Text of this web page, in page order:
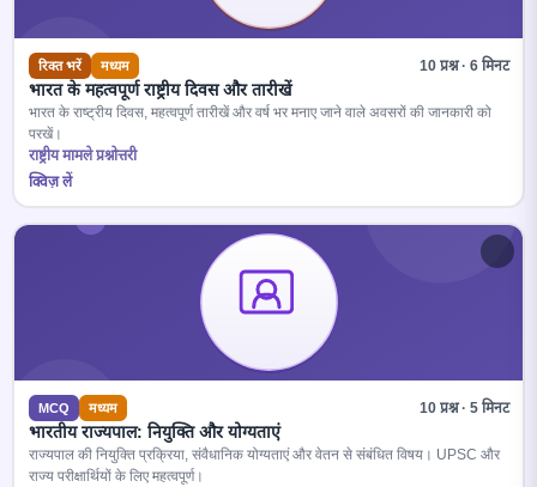
रिक्त भरें मध्यम 10 प्रश्न · 6 मिनट
भारत के महत्वपूर्ण राष्ट्रीय दिवस और तारीखें
भारत के राष्ट्रीय दिवस, महत्वपूर्ण तारीखें और वर्ष भर मनाए जाने वाले अवसरों की जानकारी को
परखें।
राष्ट्रीय मामले प्रश्नोत्तरी
क्विज़ लें
MCQ मध्यम 10 प्रश्न · 5 मिनट
भारतीय राज्यपाल: नियुक्ति और योग्यताएं
राज्यपाल की नियुक्ति प्रक्रिया, संवैधानिक योग्यताएं और वेतन से संबंधित विषय। UPSC और
राज्य परीक्षार्थियों के लिए महत्वपूर्ण।